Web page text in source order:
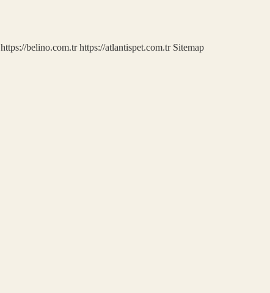
https://belino.com.tr https://atlantispet.com.tr Sitemap